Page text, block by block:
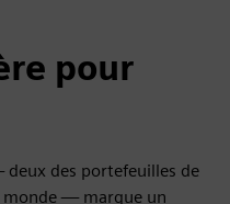
pour
des portefeuilles de
monde — marque un